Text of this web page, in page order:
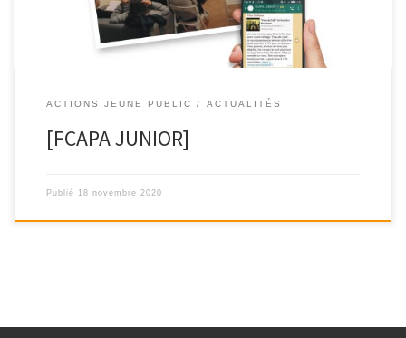
ACTIONS JEUNE PUBLIC ACTUALITÉS
[FCAPA JUNIOR]
Publié 18 novembre 2020